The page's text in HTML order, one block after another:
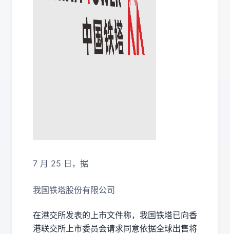
7 月 25 日，据
我国铁塔股份有限公司
在港交所发表的上市文件称，我国铁塔已向香
港联交所上市委员会请求同意依据全球出售将